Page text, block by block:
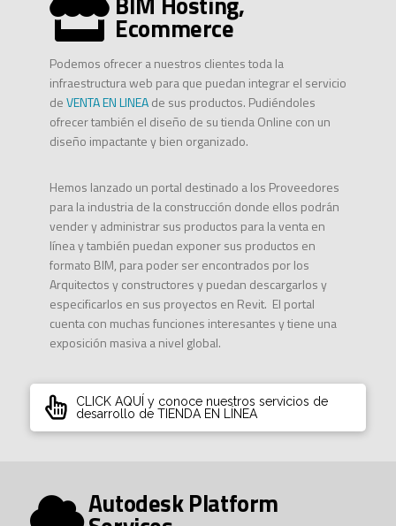
Ecommerce
Podemos ofrecer a nuestros clientes toda la
infraestructura web para que puedan integrar el servicio
deVENTA EN LINEAde sus productos. Pudiéndoles
ofrecer también el diseño de su tienda Online con un
diseño impactante y bien organizado.
Hemos lanzado un portal destinado a los Proveedores
para la industria de la construcción donde ellos podrán
vender y administrar sus productos para la venta en
línea y también puedan exponer sus productos en
formato BIM, para poder ser encontrados por los
Arquitectos y constructores y puedan descargarlos y
especificarlos en sus proyectos en Revit. El portal
cuenta con muchas funciones interesantes y tiene una
exposición masiva a nivel global.
CLICK AQUÍ y conoce nuestros servicios de
desarrollo de TIENDA EN LÍNEA
Autodesk Platform